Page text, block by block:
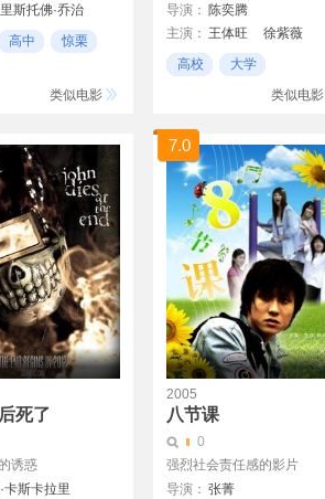
斯托佛·乔治
高中 惊栗
类似电影
导演： 陈奕腾
主演： 王体旺
徐紫薇
顾源
郑太龙
饶荫冬
高校
大学
类似电影
死了
诱惑
卡斯卡拉里
7.0
2005
八节课
0
强烈社会责任感的影片
导演： 张菁